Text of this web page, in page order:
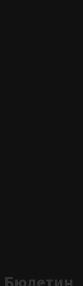
Бюлетин